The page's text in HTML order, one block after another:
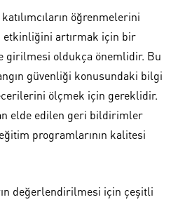
katılımcıların öğrenmelerini
artırmak için bir
girilmesi oldukça önemlidir. Bu
güvenliği konusundaki bilgi
ölçmek için gereklidir.
elde edilen geri bildirimler
programlarının kalitesi
değerlendirilmesi için çeşitli